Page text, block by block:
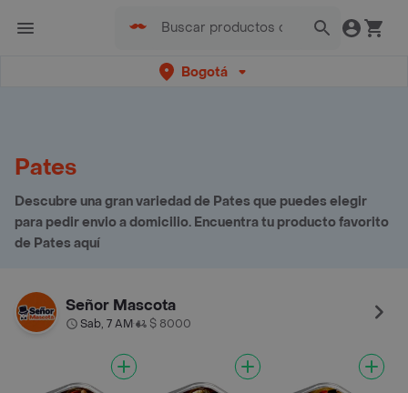
Bogotá
Pates
Descubre una gran variedad de Pates que puedes elegir
para pedir envio a domicilio. Encuentra tu producto favorito
de Pates aquí
Señor Mascota
Sab, 7 AM• $ 8000